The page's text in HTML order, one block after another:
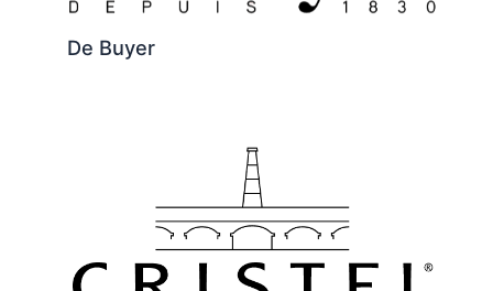
De Buyer